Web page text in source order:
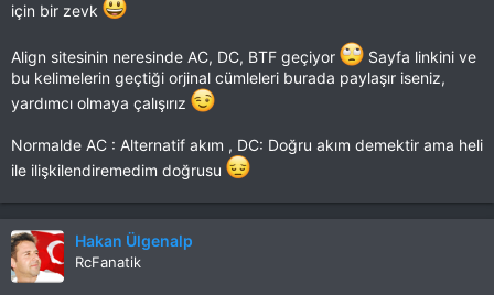
için bir zevk
Align sitesinin neresinde AC, DC, BTF geçiyor
Sayfa linkini ve
bu kelimelerin geçtiği orjinal cümleleri burada paylaşır iseniz,
yardımcı olmaya çalışırız
Normalde AC : Alternatif akım , DC: Doğru akım demektir ama heli
ile ilişkilendiremedim doğrusu
Hakan Ülgenalp
RcFanatik